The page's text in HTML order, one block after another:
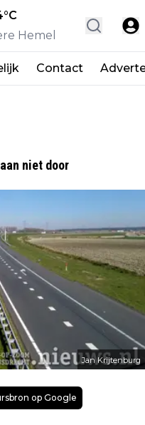
°C
Hemel
Contact
niet door
Jan Krijtenburg
op Google